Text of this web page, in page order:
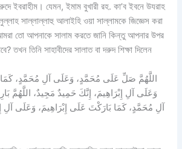
ইবরাহীম। যেমন, ইমাম বুখারী রহ. কা’ব ইবনে উযরাহ
সাল্লাল্লাহু আলাইহি ওয়া সাল্লামকে জিজ্ঞেস করা
তো আপনাকে সালাম করতে জানি কিন্তু আপনার উপর
তখন তিনি সাহাবীদের সালাত বা দরুদ শিক্ষা দিলেন
اللَّهُمَّ صَلِّ عَلَى مُحَمَّدٍ، وَعَلَى آلِ مُحَمَّدٍ،
وَعَلَى آلِ إِبْرَاهِيمَ، إِنَّكَ حَمِيدٌ مَجِيدٌ، اللَّهُمَّ
آلِ مُحَمَّدٍ، كَمَا بَارَكْتَ عَلَى إِبْرَاهِيمَ، وَعَلَى آلِ